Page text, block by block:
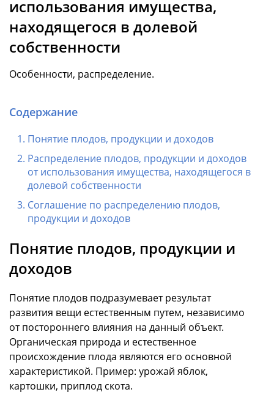
использования имущества,
находящегося в долевой
собственности
Особенности, распределение.
Содержание
Понятие плодов, продукции и доходов
Распределение плодов, продукции и доходов
от использования имущества, находящегося в
долевой собственности
Соглашение по распределению плодов,
продукции и доходов
Понятие плодов, продукции и
доходов
Понятие плодов подразумевает результат
развития вещи естественным путем, независимо
от постороннего влияния на данный объект.
Органическая природа и естественное
происхождение плода являются его основной
характеристикой. Пример: урожай яблок,
картошки, приплод скота.